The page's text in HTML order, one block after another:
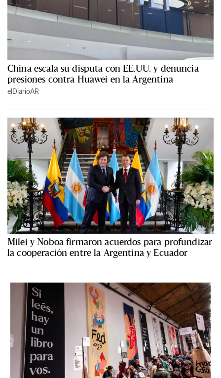
China escala su disputa con EE.UU. y denuncia
presiones contra Huawei en la Argentina
elDiarioAR
Milei y Noboa firmaron acuerdos para profundizar
la cooperación entre la Argentina y Ecuador